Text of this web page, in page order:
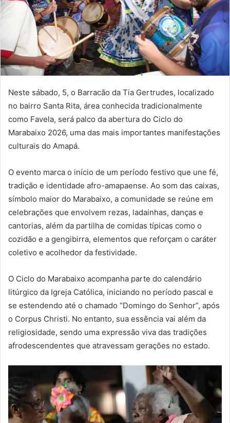
Neste sábado, 5, o Barracão da Tia Gertrudes, localizado
no bairro Santa Rita, área conhecida tradicionalmente
como Favela, será palco da abertura do Ciclo do
Marabaixo 2026, uma das mais importantes manifestações
culturais do Amapá.
O evento marca o início de um período festivo que une fé,
tradição e identidade afro-amapaense. Ao som das caixas,
símbolo maior do Marabaixo, a comunidade se reúne em
celebrações que envolvem rezas, ladainhas, danças e
cantorias, além da partilha de comidas típicas como o
cozidão e a gengibirra, elementos que reforçam o caráter
coletivo e acolhedor da festividade.
O Ciclo do Marabaixo acompanha parte do calendário
litúrgico da Igreja Católica, iniciando no período pascal e
se estendendo até o chamado “Domingo do Senhor”, após
o Corpus Christi. No entanto, sua essência vai além da
religiosidade, sendo uma expressão viva das tradições
afrodescendentes que atravessam gerações no estado.